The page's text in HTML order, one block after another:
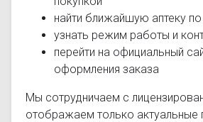
найти ближайшую аптеку
узнать режим работы и
перейти на официальный
оформления заказа
Мы сотрудничаем с
отображаем только актуальные